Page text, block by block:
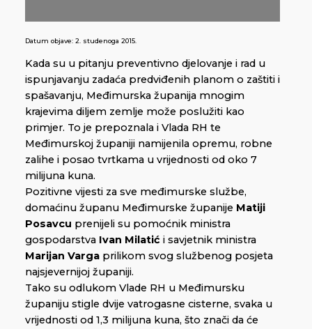
Datum objave: 2. studenoga 2015.
Kada su u pitanju preventivno djelovanje i rad u
ispunjavanju zadaća predviđenih planom o zaštiti i
spašavanju, Međimurska županija mnogim
krajevima diljem zemlje može poslužiti kao
primjer. To je prepoznala i Vlada RH te
Međimurskoj županiji namijenila opremu, robne
zalihe i posao tvrtkama u vrijednosti od oko 7
milijuna kuna.
Pozitivne vijesti za sve međimurske službe,
domaćinu županu Međimurske županije Matiji
Posavcu prenijeli su pomoćnik ministra
gospodarstva Ivan Milatić i savjetnik ministra
Marijan Varga prilikom svog službenog posjeta
najsjevernijoj županiji.
Tako su odlukom Vlade RH u Međimursku
županiju stigle dvije vatrogasne cisterne, svaka u
vrijednosti od 1,3 milijuna kuna, što znači da će